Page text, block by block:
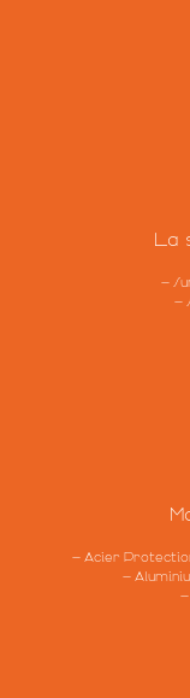
La
–
–
– Acier
–